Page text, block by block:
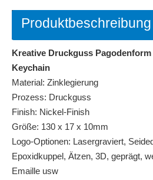
Produktbeschreibung
Kreative Druckguss
Keychain
Material: Zinklegierung
Prozess: Druckguss
Finish: Nickel-Finish
Größe: 130 x 17 x 10mm
Logo-Optionen: Lasergraviert,
Epoxidkuppel, Ätzen, 3D, geprägt,
Emaille usw